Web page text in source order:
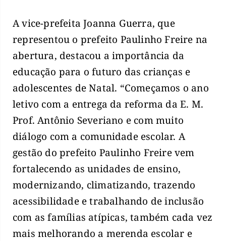
A vice-prefeita Joanna Guerra, que
representou o prefeito Paulinho Freire na
abertura, destacou a importância da
educação para o futuro das crianças e
adolescentes de Natal. “Começamos o ano
letivo com a entrega da reforma da E. M.
Prof. Antônio Severiano e com muito
diálogo com a comunidade escolar. A
gestão do prefeito Paulinho Freire vem
fortalecendo as unidades de ensino,
modernizando, climatizando, trazendo
acessibilidade e trabalhando de inclusão
com as famílias atípicas, também cada vez
mais melhorando a merenda escolar e